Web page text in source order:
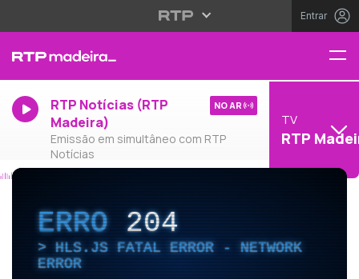
Entrar
RTP Notícias (RTP
Madeira)
Emissão em simultâneo com RTP
Notícias
NO AR
TV
RTP
ERRO204
HLS.JS FATAL ERROR - NETWORK
ERROR